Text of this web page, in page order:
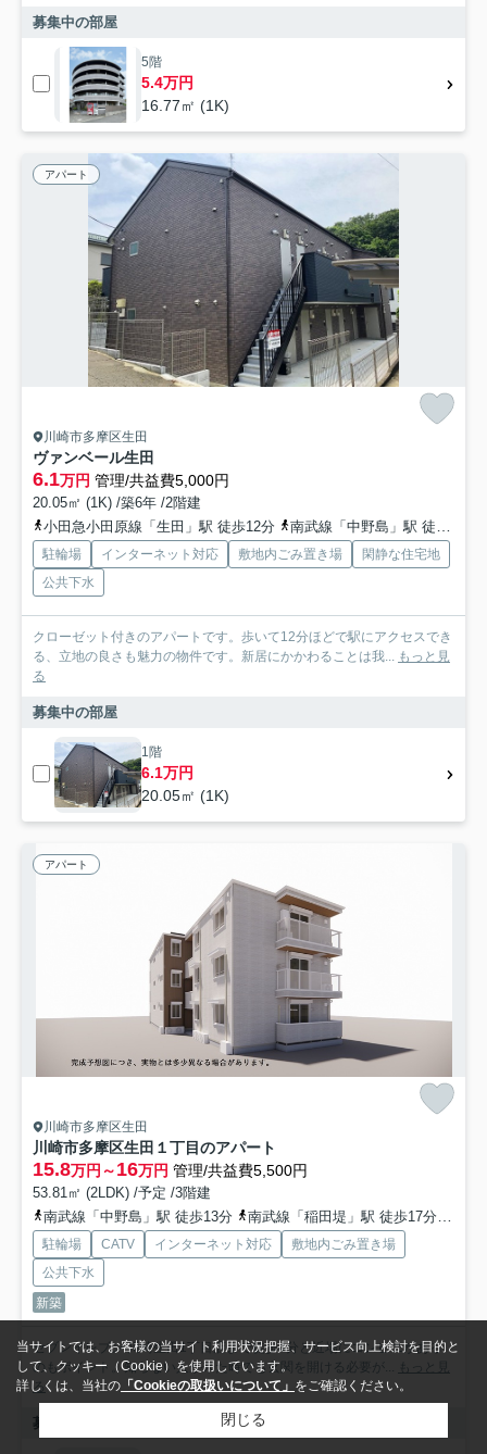
募集中の部屋
5階
5.4万円
16.77㎡ (1K)
アパート
川崎市多摩区生田
ヴァンベール生田
6.1万円 管理/共益費5,000円
20.05㎡ (1K) /築6年 /2階建
小田急小田原線「生田」駅 徒歩12分
南武線「中野島」駅 徒歩21分
駐輪場 インターネット対応 敷地内ごみ置き場
閑静な住宅地
公共下水
クローゼット付きのアパートです。歩いて12分ほどで駅にアクセスでき
る、立地の良さも魅力の物件です。新居にかかわることは我...
もっと見
る
募集中の部屋
1階
6.1万円
20.05㎡ (1K)
アパート
川崎市多摩区生田
川崎市多摩区生田１丁目のアパート
15.8万円～16万円 管理/共益費5,500円
53.81㎡ (2LDK) /予定 /3階建
南武線「中野島」駅 徒歩13分
南武線「稲田堤」駅 徒歩17分
駐輪場 CATV インターネット対応
敷地内ごみ置き場
公共下水
新築
セブンイレブン 川崎生田1丁目店まで徒歩4分と近場にコンビニがある
のもポイント。知らない人が来た時でも玄関を開ける必要が...
もっと見
る
募集中の部屋
当サイトでは、お客様の当サイト利用状況把握、サービス向上検討を目的と
して、クッキー（Cookie）を使用しています。
詳しくは、当社の 「Cookieの取扱いについて」 をご確認ください。
閉じる